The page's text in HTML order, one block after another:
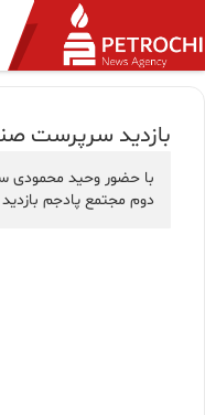
بازدید سرپرست
با حضور وحید محمودی
دوم مجتمع پادجم